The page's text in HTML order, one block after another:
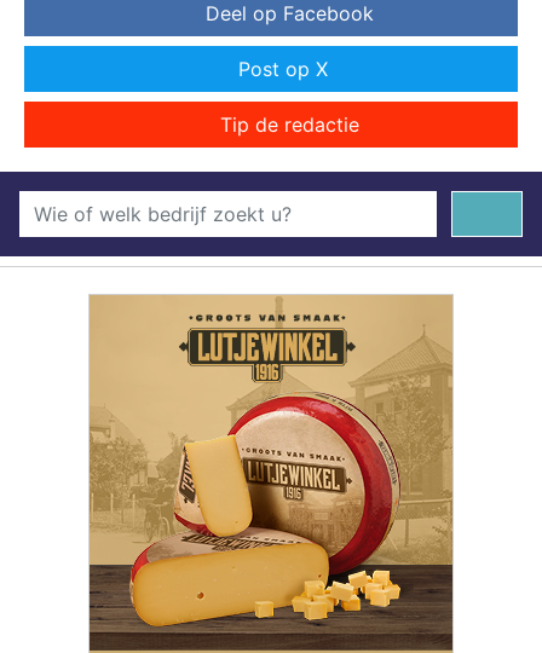
Deel op Facebook
Post op X
Tip de redactie